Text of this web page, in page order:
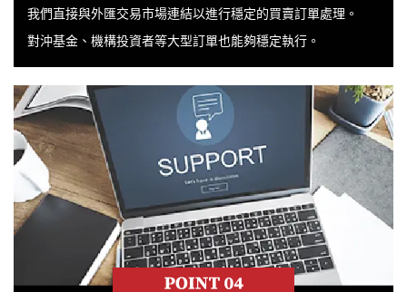
我們直接與外匯交易市場連結以進行穩定的買賣訂單處理。
對沖基金、機構投資者等大型訂單也能夠穩定執行。